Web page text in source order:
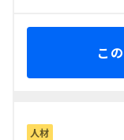
こ
人材